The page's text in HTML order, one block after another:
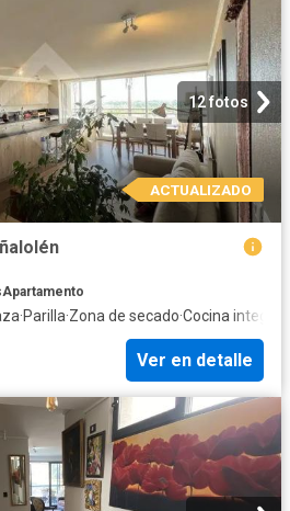
12 fotos
ACTUALIZADO
Apartamento
·Parilla·Zona de secado·Cocina integral
Ver en detalle